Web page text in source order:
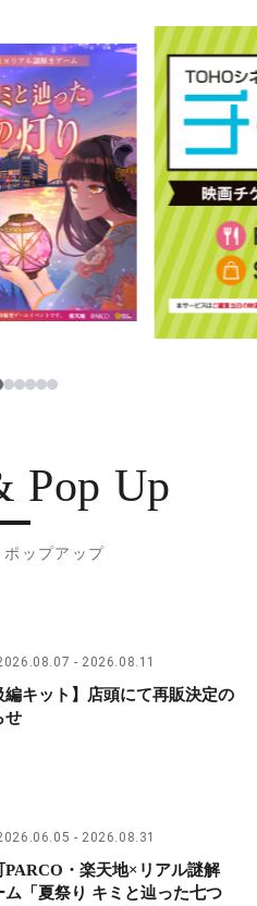
34567
Pop Up
ポップアップ
2026.08.11
編キット】店頭にて再販決定の
せ
2026.08.31
PARCO・楽天地×リアル謎解
ム「夏祭り キミと辿った七つ